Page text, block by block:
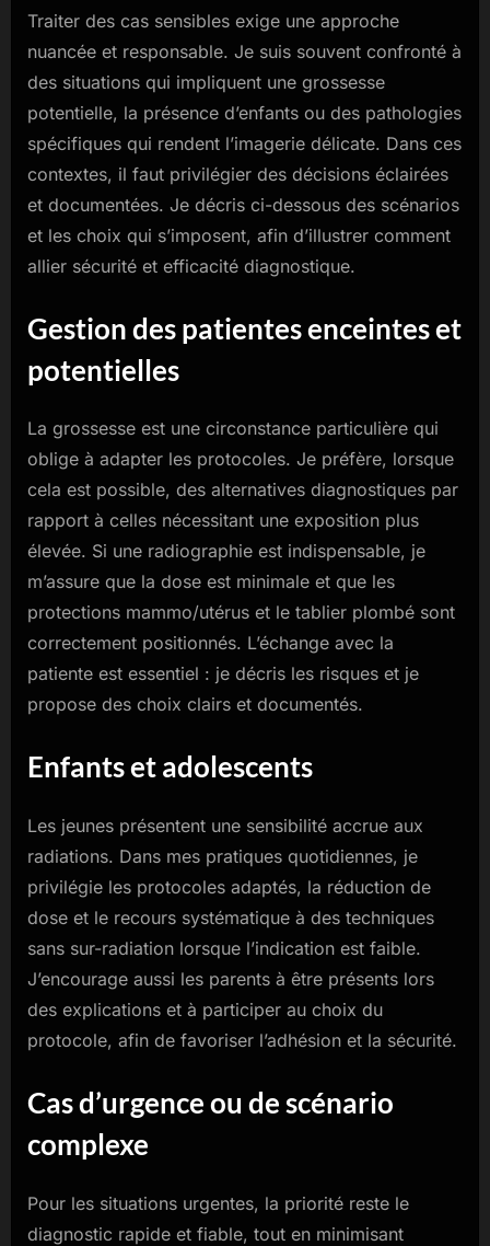
Traiter des cas sensibles exige une approche
nuancée et responsable. Je suis souvent confronté à
des situations qui impliquent une grossesse
potentielle, la présence d’enfants ou des pathologies
spécifiques qui rendent l’imagerie délicate. Dans ces
contextes, il faut privilégier des décisions éclairées
et documentées. Je décris ci-dessous des scénarios
et les choix qui s’imposent, afin d’illustrer comment
allier sécurité et efficacité diagnostique.
Gestion des patientes enceintes et
potentielles
La grossesse est une circonstance particulière qui
oblige à adapter les protocoles. Je préfère, lorsque
cela est possible, des alternatives diagnostiques par
rapport à celles nécessitant une exposition plus
élevée. Si une radiographie est indispensable, je
m’assure que la dose est minimale et que les
protections mammo/utérus et le tablier plombé sont
correctement positionnés. L’échange avec la
patiente est essentiel : je décris les risques et je
propose des choix clairs et documentés.
Enfants et adolescents
Les jeunes présentent une sensibilité accrue aux
radiations. Dans mes pratiques quotidiennes, je
privilégie les protocoles adaptés, la réduction de
dose et le recours systématique à des techniques
sans sur-radiation lorsque l’indication est faible.
J’encourage aussi les parents à être présents lors
des explications et à participer au choix du
protocole, afin de favoriser l’adhésion et la sécurité.
Cas d’urgence ou de scénario
complexe
Pour les situations urgentes, la priorité reste le
diagnostic rapide et fiable, tout en minimisant